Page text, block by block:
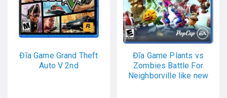
Đĩa Game Grand Theft
Auto V 2nd
Đĩa Game Plants vs
Zombies Battle For
Neighborville like new